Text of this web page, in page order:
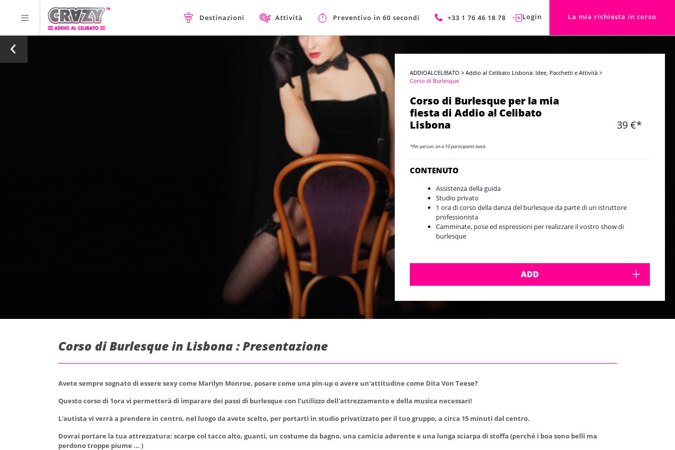
Destinazioni Attività Preventivo in 60 secondi +33 1 76 46 18 78 Login La mia richiesta in corso
ADDIOALCELIBATO >Addio al Celibato Lisbona: Idee, Pacchetti e Attività >
Corso di Burlesque
Corso di Burlesque per la mia
fiesta di Addio al Celibato
Lisbona
39 €*
*Per person, on a 10 participants basis
CONTENUTO
Assistenza della guida
Studio privato
1 ora di corso della danza del burlesque da parte di un istruttore
professionista
Camminate, pose ed espressioni per realizzare il vostro show di
burlesque
ADD
Corso di Burlesque in Lisbona : Presentazione
Avete sempre sognato di essere sexy come Marilyn Monroe, posare come una pin-up o avere un'attitudine come Dita Von Teese?
Questo corso di 1ora vi permetterà di imparare dei passi di burlesque con l'utilizzo dell'attrezzamento e della musica necessari!
L'autista vi verrà a prendere in centro, nel luogo da avete scelto, per portarti in studio privatizzato per il tuo gruppo, a circa 15 minuti dal centro.
Dovrai portare la tua attrezzatura: scarpe col tacco alto, guanti, un costume da bagno, una camicia aderente e una lunga sciarpa di stoffa (perché i boa sono belli ma
perdono troppe piume ... )